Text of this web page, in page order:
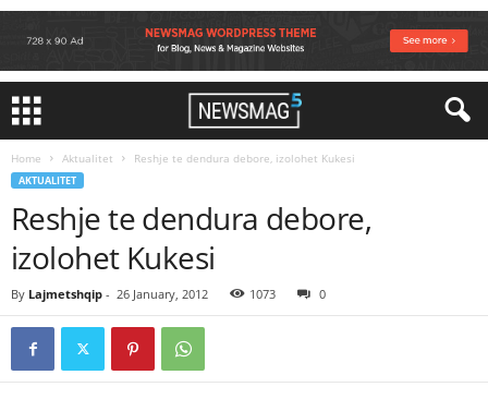
Home Aktualitet Reshje te dendura debore, izolohet Kukesi
AKTUALITET
Reshje te dendura debore,
izolohet Kukesi
By Lajmetshqip - 26 January, 2012 1073 0